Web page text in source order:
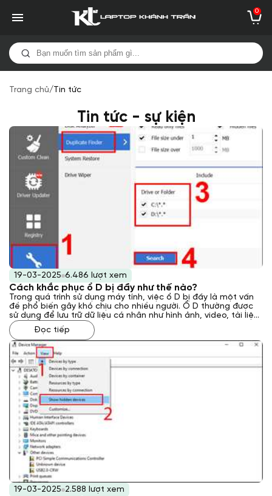
0
Trang chủ/Tin tức
Tin tức - sự kiện
19-03-2025 6.486 lượt xem
Cách khắc phục ổ D bị đầy như thế nào?
Trong quá trình sử dụng máy tính, việc ổ D bị đầy là một vấn
đề phổ biến gây khó chịu cho nhiều người. Ổ D thường được
sử dụng để lưu trữ dữ liệu cá nhân như hình ảnh, video, tài liệu,
v.v. Khi ổ D đầy, máy tính sẽ hoạt động chậm chạp, thậm chí
không thể lưu trữ thêm dữ liệu mới. Vậy cách khắc phục ổ D bị
đầy như thế nào? Laptop Khánh Trần sẽ giải đáp cho bạn qua
bài viết này.
Đọc tiếp
19-03-2025 2.588 lượt xem